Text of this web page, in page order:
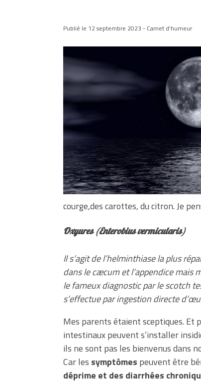
Publié le 12 septembre 2023 - Carnet d'humeur
courge,des carottes, du citron. Je
Oxyures (Enterobius vermicularis)
Il s’agit de l’helminthiase la plus
dans le cæcum et l’appendice mais
le fameux diagnostic par le scotch
s’effectue par ingestion directe
Mes parents étaient sceptiques. Et
intestinaux peuvent s’installer
ils ne sont pas les bienvenus dans
Car les symptômes peuvent être
déprime et des diarrhées